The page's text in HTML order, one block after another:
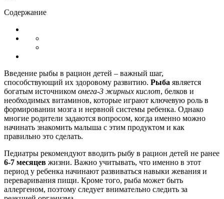
Содержание
Введение рыбы в рацион детей – важный шаг,
способствующий их здоровому развитию. Рыба является
богатым источником омега-3 жирных кислот, белков и
необходимых витаминов, которые играют ключевую роль в
формировании мозга и нервной системы ребенка. Однако
многие родители задаются вопросом, когда именно можно
начинать знакомить малыша с этим продуктом и как
правильно это сделать.
Педиатры рекомендуют вводить рыбу в рацион детей не ранее
6-7 месяцев жизни. Важно учитывать, что именно в этот
период у ребенка начинают развиваться навыки жевания и
переваривания пищи. Кроме того, рыба может быть
аллергеном, поэтому следует внимательно следить за